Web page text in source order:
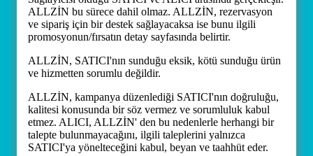
ALLZİN bu sürece dahil olmaz. ALLZİN, rezervasyon
ve sipariş için bir destek sağlayacaksa ise bunu ilgili
promosyonun/fırsatın detay sayfasında belirtir.
ALLZİN, SATICI'nın sunduğu eksik, kötü sunduğu ürün
ve hizmetten sorumlu değildir.
ALLZİN, kampanya düzenlediği SATICI'nın doğruluğu,
kalitesi konusunda bir söz vermez ve sorumluluk kabul
etmez. ALICI, ALLZİN' den bu nedenlerle herhangi bir
talepte bulunmayacağını, ilgili taleplerini yalnızca
SATICI'ya yönelteceğini kabul, beyan ve taahhüt eder.